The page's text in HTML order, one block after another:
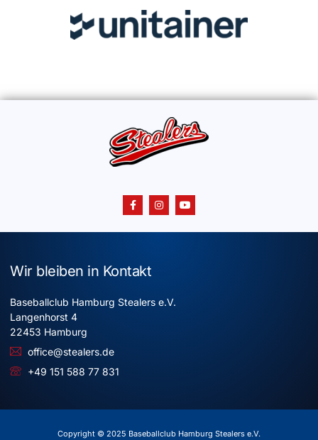
Wir bleiben in Kontakt
Baseballclub Hamburg Stealers e.V.
Langenhorst 4
22453 Hamburg
office@stealers.de
+49 151 588 77 831
Copyright © 2025 Baseballclub Hamburg Stealers e.V.